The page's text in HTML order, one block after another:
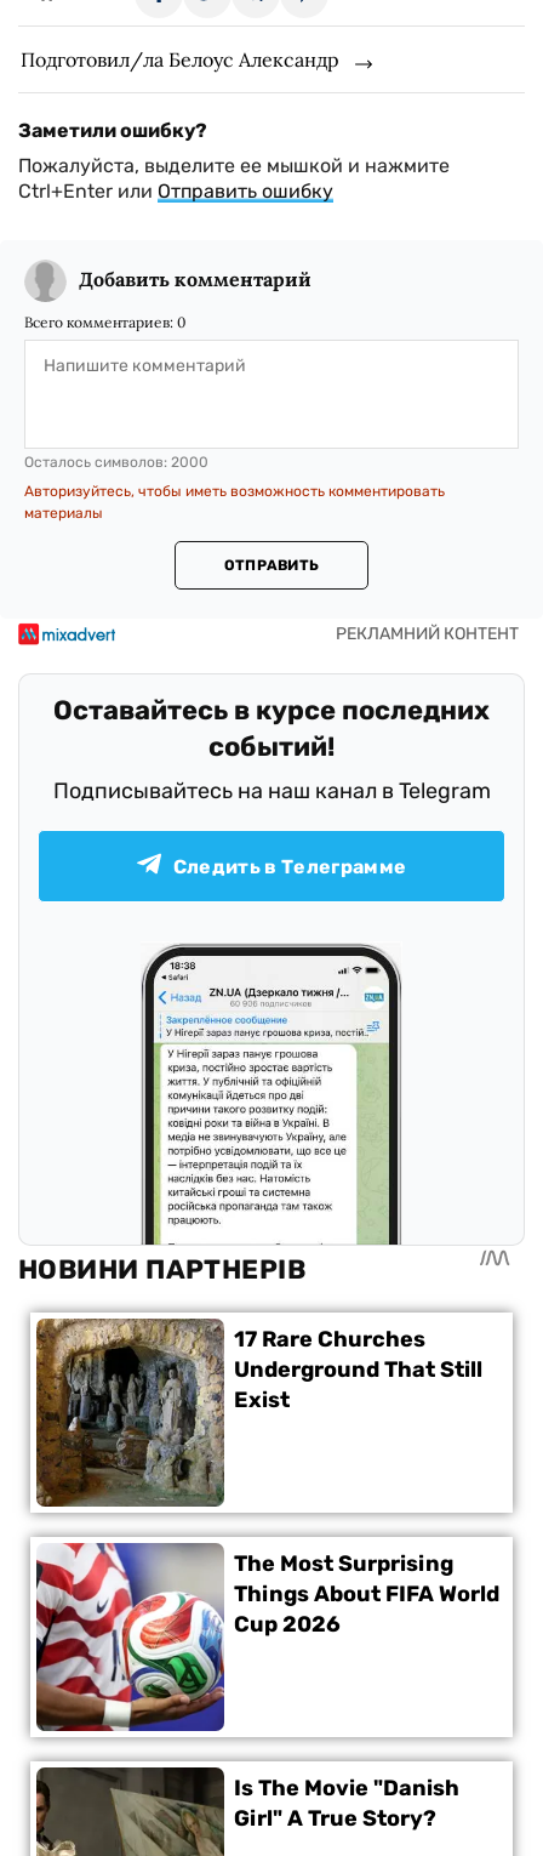
Подготовил/ла Белоус Александр
Заметили ошибку?
Пожалуйста, выделите ее мышкой и нажмите
Ctrl+Enter или Отправить ошибку
Добавить комментарий
Всего комментариев: 0
Осталось символов: 2000
Авторизуйтесь, чтобы иметь возможность комментировать
материалы
ОТПРАВИТЬ
Оставайтесь в курсе последних
событий!
Подписывайтесь на наш канал в Telegram
Следить в Телеграмме